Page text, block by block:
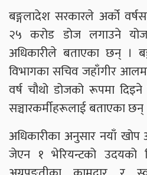
बङ्गलादेश सरकारले अर्को
२५ करोड डोज लगाउने
अधिकारीले बताएका छन् ।
विभागका सचिव जहाँगीर
वर्ष चौथो डोजको रूपमा
सञ्चारकर्मीहरूलाई बताएका छन्
अधिकारीका अनुसार नयाँ
जेएन १ भेरियन्टको उदयको